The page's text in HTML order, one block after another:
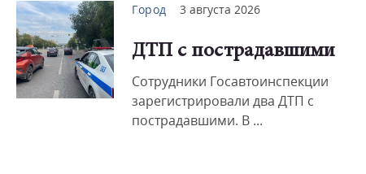
Город 3 августа 2026
ДТП с пострадавшими
Сотрудники Госавтоинспекции
зарегистрировали два ДТП с
пострадавшими. В ...